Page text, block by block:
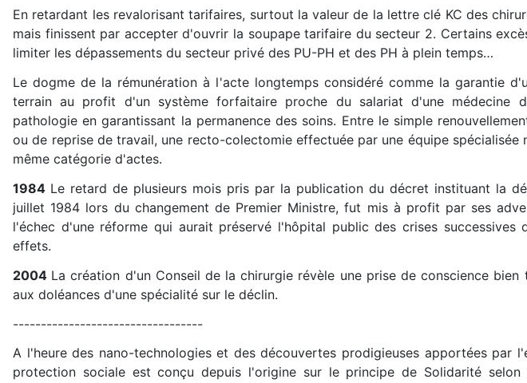
En retardant les revalorisant tarifaires, surtout la valeur de la lettre clé KC des
mais finissent par accepter d'ouvrir la soupape tarifaire du secteur 2. Certains
limiter les dépassements du secteur privé des PU-PH et des PH à plein temps…
Le dogme de la rémunération à l'acte longtemps considéré comme la garantie
terrain au profit d'un système forfaitaire proche du salariat d'une médecine
pathologie en garantissant la permanence des soins. Entre le simple
ou de reprise de travail, une recto-colectomie effectuée par une équipe spécialisée
même catégorie d'actes.
1984 Le retard de plusieurs mois pris par la publication du décret instituant la
juillet 1984 lors du changement de Premier Ministre, fut mis à profit par ses
l'échec d'une réforme qui aurait préservé l'hôpital public des crises successives
effets.
2004 La création d'un Conseil de la chirurgie révèle une prise de conscience
aux doléances d'une spécialité sur le déclin.
----------------------------------
A l'heure des nano-technologies et des découvertes prodigieuses apportées par
protection sociale est conçu depuis l'origine sur le principe de Solidarité